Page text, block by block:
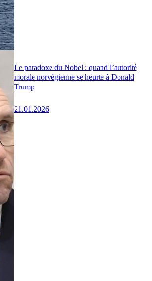
Le paradoxe du Nobel : quand l’autorité
morale norvégienne se heurte à Donald
Trump
21.01.2026